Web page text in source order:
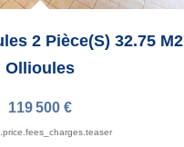
2 Pièce(s) 32.75 M2
Ollioules
119 500 €